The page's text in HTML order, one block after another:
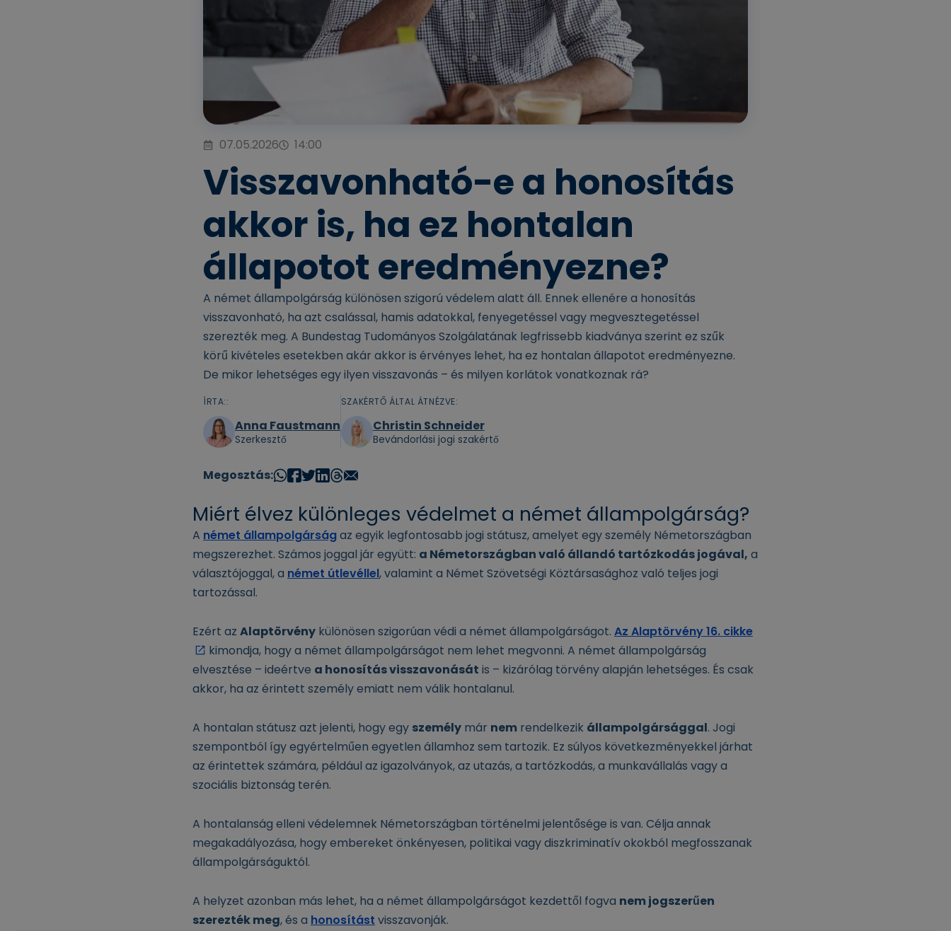
07.05.2026 14:00
Visszavonható-e a honosítás
akkor is, ha ez hontalan
állapotot eredményezne?
A német állampolgárság különösen szigorú védelem alatt áll. Ennek ellenére a honosítás
visszavonható, ha azt csalással, hamis adatokkal, fenyegetéssel vagy megvesztegetéssel
szerezték meg. A Bundestag Tudományos Szolgálatának legfrissebb kiadványa szerint ez szűk
körű kivételes esetekben akár akkor is érvényes lehet, ha ez hontalan állapotot eredményezne.
De mikor lehetséges egy ilyen visszavonás – és milyen korlátok vonatkoznak rá?
ÍRTA::
Anna Faustmann
Szerkesztő
SZAKÉRTŐ ÁLTAL ÁTNÉZVE:
Christin Schneider
Bevándorlási jogi szakértő
Megosztás:
Miért élvez különleges védelmet a német állampolgárság?
A német állampolgárságaz egyik legfontosabb jogi státusz, amelyet egy személy Németországban
megszerezhet. Számos joggal jár együtt: a Németországban való állandó tartózkodás jogával, a
választójoggal, a német útlevéllel, valamint a Német Szövetségi Köztársasághoz való teljes jogi
tartozással.
Ezért az Alaptörvény különösen szigorúan védi a német állampolgárságot. Az Alaptörvény 16. cikke
kimondja, hogy a német állampolgárságot nem lehet megvonni. A német állampolgárság
elvesztése – ideértve a honosítás visszavonását is – kizárólag törvény alapján lehetséges. És csak
akkor, ha az érintett személy emiatt nem válik hontalanul.
A hontalan státusz azt jelenti, hogy egy személy már nem rendelkezik állampolgársággal. Jogi
szempontból így egyértelműen egyetlen államhoz sem tartozik. Ez súlyos következményekkel járhat
az érintettek számára, például az igazolványok, az utazás, a tartózkodás, a munkavállalás vagy a
szociális biztonság terén.
A hontalanság elleni védelemnek Németországban történelmi jelentősége is van. Célja annak
megakadályozása, hogy embereket önkényesen, politikai vagy diszkriminatív okokból megfosszanak
állampolgárságuktól.
A helyzet azonban más lehet, ha a német állampolgárságot kezdettől fogva nem jogszerűen
szerezték meg, és a honosítást visszavonják.